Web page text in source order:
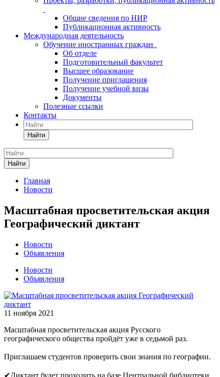
Общие сведения по НИР
Публикационная активность
Международная деятельность
Обучение иностранных граждан
Об отделе
Подготовительный факультет
Высшее образование
Получение приглашения
Получение учебной визы
Документы
Полезные ссылки
Контакты
Найти
Найти
Главная
Новости
Масштабная просветительская акция
Географический диктант
Новости
Объявления
Новости
Объявления
11 ноября 2021
Масштабная просветительская акция Русского
географического общества пройдёт уже в седьмой раз.
Приглашаем студентов проверить свои знания по географии.
✔Диктант будет проходить на базе Центральной библиотеки